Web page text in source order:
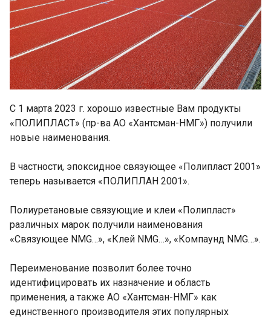
С 1 марта 2023 г. хорошо известные Вам продукты
«ПОЛИПЛАСТ» (пр-ва АО «Хантсман-НМГ») получили
новые наименования.
В частности, эпоксидное связующее «Полипласт 2001»
теперь называется «ПОЛИПЛАН 2001».
Полиуретановые связующие и клеи «Полипласт»
различных марок получили наименования
«Связующее NMG…», «Клей NMG…», «Компаунд NMG…».
Переименование позволит более точно
идентифицировать их назначение и область
применения, а также АО «Хантсман-НМГ» как
единственного производителя этих популярных